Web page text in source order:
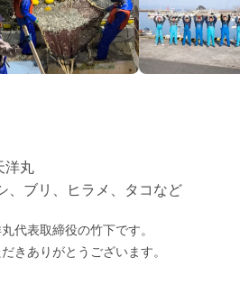
洋丸
、ブリ、ヒラメ、タコなど
代表取締役の竹下です。
きありがとうございます。